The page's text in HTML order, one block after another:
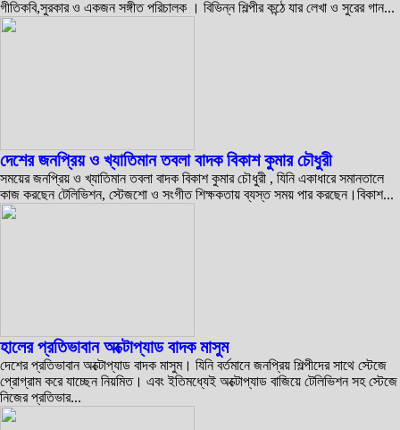
গীতিকবি,সুরকার ও একজন সঙ্গীত পরিচালক । বিভিন্ন শিল্পীর কন্ঠে যার লেখা ও সুরের গান...
দেশের জনপ্রিয় ও খ্যাতিমান তবলা বাদক বিকাশ কুমার চৌধুরী
সময়ের জনপ্রিয় ও খ্যাতিমান তবলা বাদক বিকাশ কুমার চৌধুরী , যিনি একাধারে সমানতালে
কাজ করছেন টেলিভিশন, স্টেজশো ও সংগীত শিক্ষকতায় ব্যস্ত সময় পার করছেন।বিকাশ...
হালের প্রতিভাবান অক্টোপ্যাড বাদক মাসুম
দেশের প্রতিভাবান অক্টোপ্যাড বাদক মাসুম। যিনি বর্তমানে জনপ্রিয় শিল্পীদের সাথে স্টেজে
প্রোগ্রাম করে যাচ্ছেন নিয়মিত। এবং ইতিমধ্যেই অক্টোপ্যাড বাজিয়ে টেলিভিশন সহ স্টেজে
নিজের প্রতিভার...